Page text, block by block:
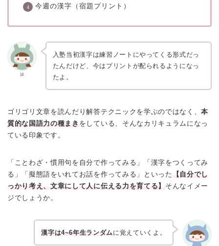
今週の漢字（宿題プリント）
妹
入塾当初漢字は練習ノートにやってくる形式だっ
たんだけど、今はプリントが配られるようになっ
たよ。
ゴリゴリ文章を読んだり解答テクニックを学ぶのではなく、本
質的な国語力の種まき をしている、そんなカリキュラムになっ
ている印象です。
「ことわざ・慣用句を自分で作ってみる」「漢字をつくってみ
る」「擬態語をいれてお話を作ってみる」といった
【自分でし
っかり考え、文章にして人に伝える力を育てる】 そんなイメー
ジでしょうか。
漢字は4~6年生ランダム に覚えていくよ。